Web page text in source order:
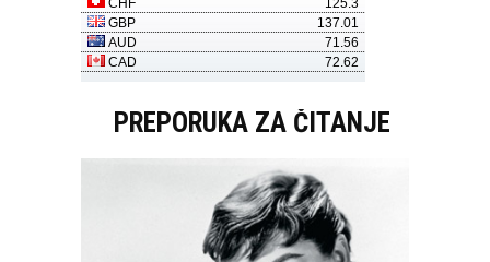
PREPORUKA ZA ČITANJE